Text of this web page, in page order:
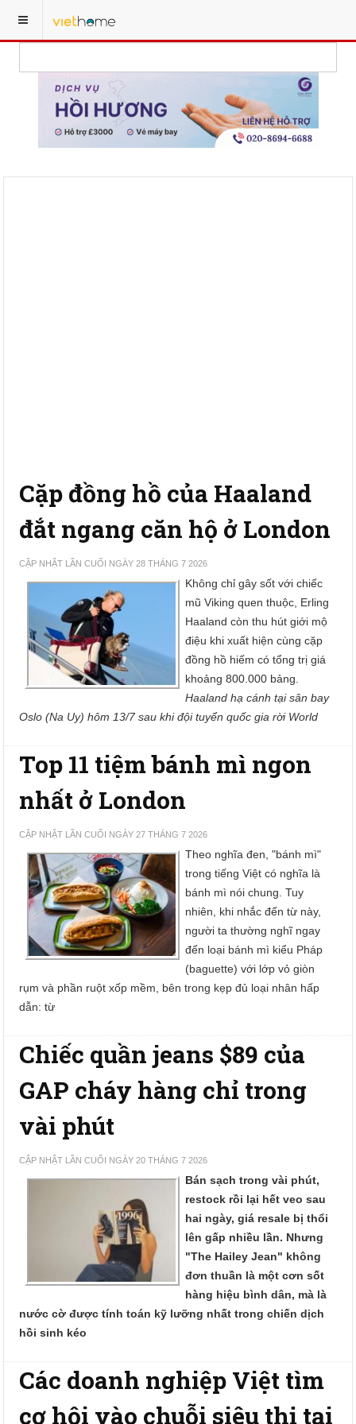
Cặp đồng hồ của Haaland
đắt ngang căn hộ ở London
CẬP NHẬT LẦN CUỐI NGÀY 28 THÁNG 7 2026
Không chỉ gây sốt với chiếc
mũ Viking quen thuộc, Erling
Haaland còn thu hút giới mộ
điệu khi xuất hiện cùng cặp
đồng hồ hiếm có tổng trị giá
khoảng 800.000 bảng.
Haaland hạ cánh tại sân bay
Oslo (Na Uy) hôm 13/7 sau khi đội tuyển quốc gia rời World
Top 11 tiệm bánh mì ngon
nhất ở London
CẬP NHẬT LẦN CUỐI NGÀY 27 THÁNG 7 2026
Theo nghĩa đen, "bánh mì"
trong tiếng Việt có nghĩa là
bánh mì nói chung. Tuy
nhiên, khi nhắc đến từ này,
người ta thường nghĩ ngay
đến loại bánh mì kiểu Pháp
(baguette) với lớp vỏ giòn
rụm và phần ruột xốp mềm, bên trong kẹp đủ loại nhân hấp
dẫn: từ
Chiếc quần jeans $89 của
GAP cháy hàng chỉ trong
vài phút
CẬP NHẬT LẦN CUỐI NGÀY 20 THÁNG 7 2026
Bán sạch trong vài phút,
restock rồi lại hết veo sau
hai ngày, giá resale bị thổi
lên gấp nhiều lần. Nhưng
"The Hailey Jean" không
đơn thuần là một cơn sốt
hàng hiệu bình dân, mà là
nước cờ được tính toán kỹ lưỡng nhất trong chiến dịch
hồi sinh kéo
Các doanh nghiệp Việt tìm
cơ hội vào chuỗi siêu thị tại